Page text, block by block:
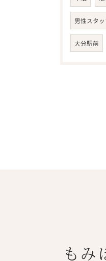
男性スタッ
大分駅前